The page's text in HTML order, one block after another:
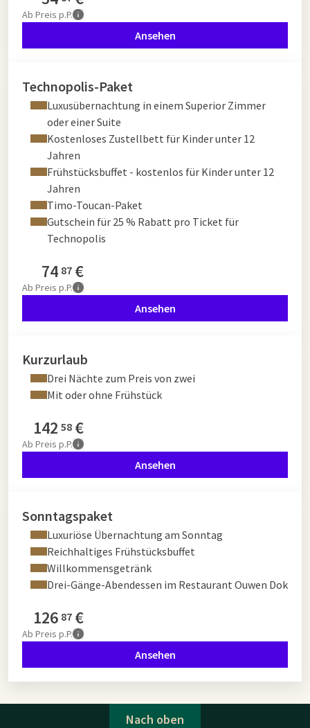
Ab Preis p.P.
Ansehen
Technopolis-Paket
Luxusübernachtung in einem Superior Zimmer
oder einer Suite
Kostenloses Zustellbett für Kinder unter 12
Jahren
Frühstücksbuffet - kostenlos für Kinder unter 12
Jahren
Timo-Toucan-Paket
Gutschein für 25 % Rabatt pro Ticket für
Technopolis
74 87 €
Ab Preis p.P.
Ansehen
Kurzurlaub
Drei Nächte zum Preis von zwei
Mit oder ohne Frühstück
142 58 €
Ab Preis p.P.
Ansehen
Sonntagspaket
Luxuriöse Übernachtung am Sonntag
Reichhaltiges Frühstücksbuffet
Willkommensgetränk
Drei-Gänge-Abendessen im Restaurant Ouwen Dok
126 87 €
Ab Preis p.P.
Ansehen
Nach oben